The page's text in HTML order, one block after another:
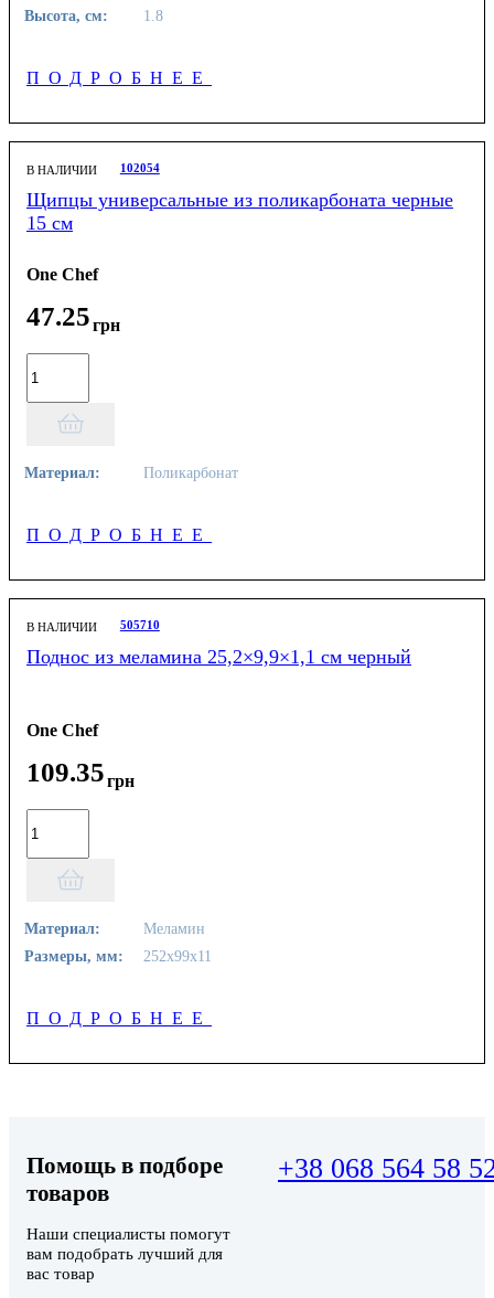
Высота, см: 1.8
ПОДРОБНЕЕ
В НАЛИЧИИ 102054
Щипцы универсальные из поликарбоната черные
15 см
One Chef
47.25грн
Материал: Поликарбонат
ПОДРОБНЕЕ
В НАЛИЧИИ 505710
Поднос из меламина 25,2×9,9×1,1 см черный
One Chef
109.35грн
Материал:
Меламин
Размеры, мм:
252х99х11
ПОДРОБНЕЕ
Помощь в подборе
товаров
Наши специалисты помогут
вам подобрать лучший для
вас товар
+38 068 564 58